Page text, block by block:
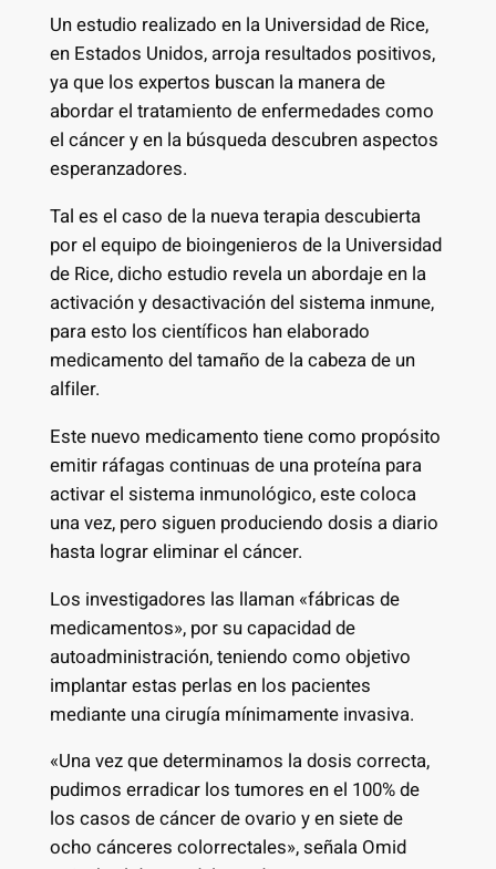
Un estudio realizado en la Universidad de Rice,
en Estados Unidos, arroja resultados positivos,
ya que los expertos buscan la manera de
abordar el tratamiento de enfermedades como
el cáncer y en la búsqueda descubren aspectos
esperanzadores.
Tal es el caso de la nueva terapia descubierta
por el equipo de bioingenieros de la Universidad
de Rice, dicho estudio revela un abordaje en la
activación y desactivación del sistema inmune,
para esto los científicos han elaborado
medicamento del tamaño de la cabeza de un
alfiler.
Este nuevo medicamento tiene como propósito
emitir ráfagas continuas de una proteína para
activar el sistema inmunológico, este coloca
una vez, pero siguen produciendo dosis a diario
hasta lograr eliminar el cáncer.
Los investigadores las llaman «fábricas de
medicamentos», por su capacidad de
autoadministración, teniendo como objetivo
implantar estas perlas en los pacientes
mediante una cirugía mínimamente invasiva.
«Una vez que determinamos la dosis correcta,
pudimos erradicar los tumores en el 100% de
los casos de cáncer de ovario y en siete de
ocho cánceres colorrectales», señala Omid